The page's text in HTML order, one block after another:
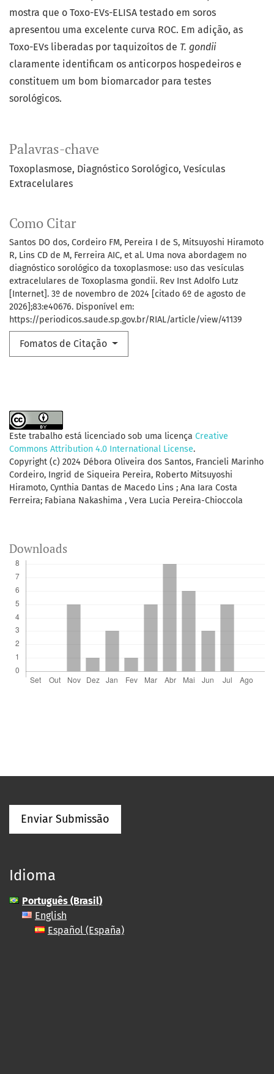
Palavras-chave
Toxoplasmose Diagnóstico Sorológico Vesículas
Extracelulares
Como Citar
Santos DO dos, Cordeiro FM, Pereira I de S, Mitsuyoshi Hiramoto
R, Lins CD de M, Ferreira AIC, et al. Uma nova abordagem no
diagnóstico sorológico da toxoplasmose: uso das vesículas
extracelulares de Toxoplasma gondii. Rev Inst Adolfo Lutz
[Internet]. 3º de novembro de 2024 [citado 6º de agosto de
2026];83:e40676. Disponível em:
https://periodicos.saude.sp.gov.br/RIAL/article/view/41139
Fomatos de Citação
mostra que o Toxo-EVs-ELISA testado em soros
apresentou uma excelente curva ROC. Em adição, as
Toxo-EVs liberadas por taquizoítos de T. gondii
claramente identificam os anticorpos hospedeiros e
constituem um bom biomarcador para testes
sorológicos.
Este trabalho está licenciado sob uma licença Creative
Commons Attribution 4.0 International License.
Copyright (c) 2024 Débora Oliveira dos Santos, Francieli Marinho
Cordeiro, Ingrid de Siqueira Pereira, Roberto Mitsuyoshi
Hiramoto, Cynthia Dantas de Macedo Lins ; Ana Iara Costa
Ferreira; Fabiana Nakashima , Vera Lucia Pereira-Chioccola
Downloads
Enviar Submissão
Idioma
Português (Brasil)
English
Español (España)